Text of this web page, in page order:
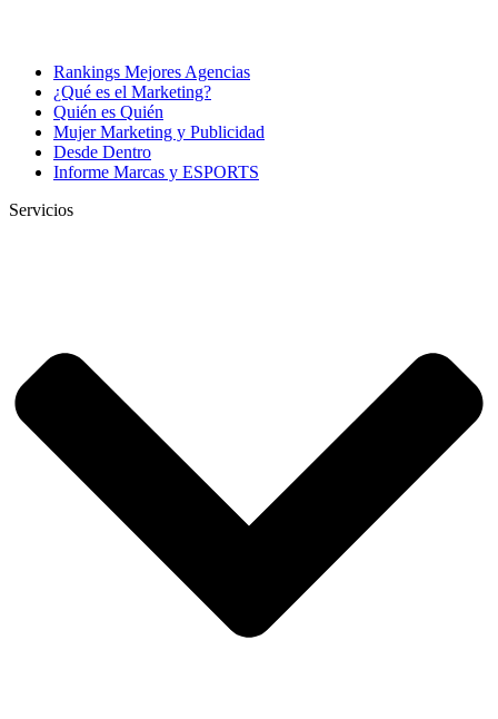
Rankings Mejores Agencias
¿Qué es el Marketing?
Quién es Quién
Mujer Marketing y Publicidad
Desde Dentro
Informe Marcas y ESPORTS
Servicios